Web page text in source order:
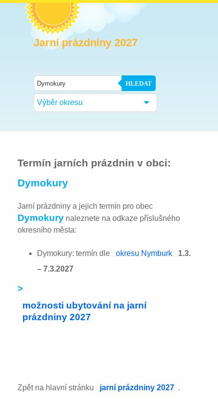
Jarní prázdniny 2027
HLEDAT
Výběr okresu
Termín jarních prázdnin v obci:
Dymokury
Jarní prázdniny a jejich termín pro obec
Dymokury naleznete na odkaze příslušného
okresního města:
Dymokury: termín dle okresu Nymburk
1.3.
– 7.3.2027
>
možnosti ubytování na jarní
prázdniny 2027
Zpět na hlavní stránku jarní prázdniny 2027 .